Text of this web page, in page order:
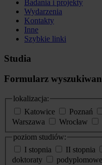
Badania i projekty
Wydarzenia
Kontakty
Inne
Szybkie linki
Studia
Formularz
lokalizacja:
Katowice
Poznań
Warszawa
Wrocław
poziom studiów:
I stopnia
II stopnia
doktoraty
podyplomowe